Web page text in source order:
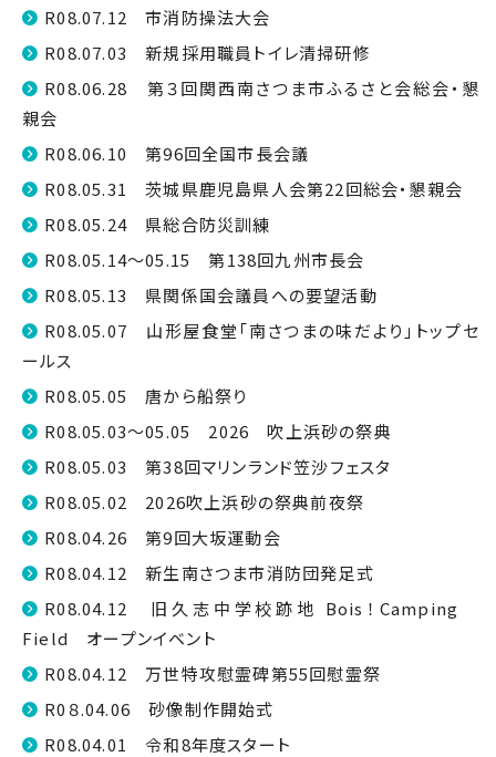
R08.07.12 市消防操法大会
R08.07.03 新規採用職員トイレ清掃研修
R08.06.28 第３回関西南さつま市ふるさと会総会・懇
親会
R08.06.10 第96回全国市長会議
R08.05.31 茨城県鹿児島県人会第22回総会・懇親会
R08.05.24 県総合防災訓練
R08.05.14～05.15 第138回九州市長会
R08.05.13 県関係国会議員への要望活動
R08.05.07 山形屋食堂「南さつまの味だより」トップセ
ールス
R08.05.05 唐から船祭り
R08.05.03～05.05 2026 吹上浜砂の祭典
R08.05.03 第38回マリンランド笠沙フェスタ
R08.05.02 2026吹上浜砂の祭典前夜祭
R08.04.26 第9回大坂運動会
R08.04.12 新生南さつま市消防団発足式
R08.04.12 旧久志中学校跡地 Bois！Camping
Field オープンイベント
R08.04.12 万世特攻慰霊碑第55回慰霊祭
R0８.04.06 砂像制作開始式
R08.04.01 令和8年度スタート